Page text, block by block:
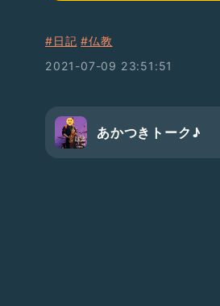
#日記 #仏教
2021-07-09 23:51:51
あかつきトーク♪